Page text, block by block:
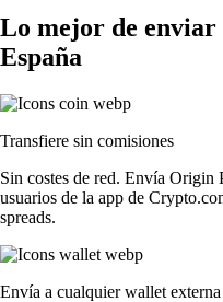
Lo mejor de
España
Transfiere sin comisiones
Sin costes de red. Envía Origin
usuarios de la app de
spreads.
Envía a cualquier wallet externa